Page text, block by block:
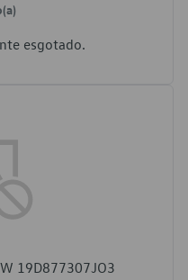
esgotado.
19D877307JO3